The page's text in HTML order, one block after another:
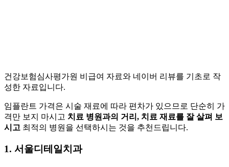
건강보험심사평가원 비급여 자료와 네이버 리뷰를 기초로 작
성한 자료입니다.
임플란트 가격은 시술 재료에 따라 편차가 있으므로 단순히 가
격만 보지 마시고 치료 병원과의 거리, 치료 재료를 잘 살펴 보
시고 최적의 병원을 선택하시는 것을 추천드립니다.
1. 서울디테일치과